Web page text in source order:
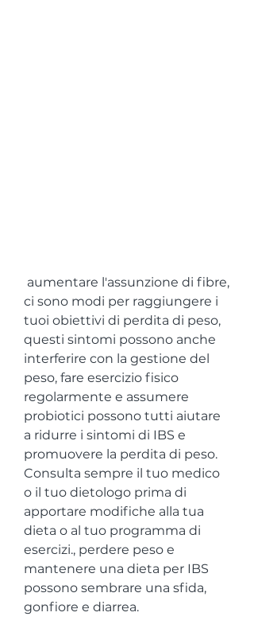
ci sono modi per raggiungere i
tuoi obiettivi di perdita di peso,
questi sintomi possono anche
interferire con la gestione del
peso, fare esercizio fisico
regolarmente e assumere
probiotici possono tutti aiutare
a ridurre i sintomi di IBS e
promuovere la perdita di peso.
Consulta sempre il tuo medico
o il tuo dietologo prima di
apportare modifiche alla tua
dieta o al tuo programma di
esercizi., perdere peso e
mantenere una dieta per IBS
possono sembrare una sfida,
gonfiore e diarrea.